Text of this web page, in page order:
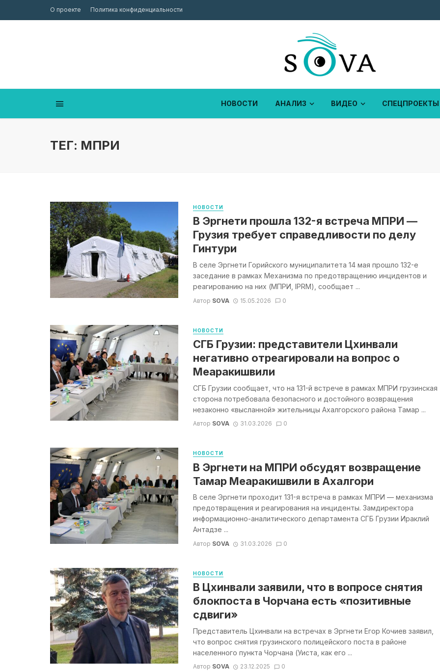
О проекте Политика конфиденциальности
НОВОСТИ АНАЛИЗ ВИДЕО СПЕЦПРОЕКТЫ
ТЕГ: МПРИ
НОВОСТИ
В Эргнети прошла 132-я встреча МПРИ —
Грузия требует справедливости по делу
Гинтури
В селе Эргнети Горийского муниципалитета 14 мая прошло 132-е
заседание в рамках Механизма по предотвращению инцидентов и
реагированию на них (МПРИ, IPRM), сообщает ...
Автор SOVA 15.05.2026 0
НОВОСТИ
СГБ Грузии: представители Цхинвали
негативно отреагировали на вопрос о
Меаракишвили
СГБ Грузии сообщает, что на 131-й встрече в рамках МПРИ грузинская
сторона потребовала безопасного и достойного возвращения
незаконно «высланной» жительницы Ахалгорского района Тамар ...
Автор SOVA 31.03.2026 0
НОВОСТИ
В Эргнети на МПРИ обсудят возвращение
Тамар Меаракишвили в Ахалгори
В селе Эргнети проходит 131-я встреча в рамках МПРИ — механизма
предотвращения и реагирования на инциденты. Замдиректора
информационно-аналитического департамента СГБ Грузии Ираклий
Антадзе ...
Автор SOVA 31.03.2026 0
НОВОСТИ
В Цхинвали заявили, что в вопросе снятия
блокпоста в Чорчана есть «позитивные
сдвиги»
Представитель Цхинвали на встречах в Эргнети Егор Кочиев заявил,
что вопрос снятия грузинского полицейского поста в районе
населенного пункта Чорчана (Уиста, как его ...
Автор SOVA 23.12.2025 0